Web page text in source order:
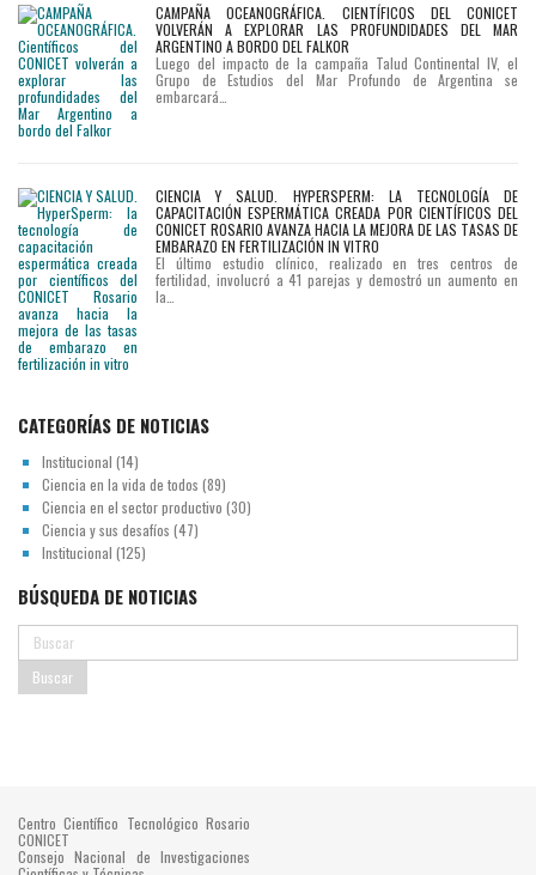
CAMPAÑA OCEANOGRÁFICA. CIENTÍFICOS DEL CONICET
VOLVERÁN A EXPLORAR LAS PROFUNDIDADES DEL MAR
ARGENTINO A BORDO DEL FALKOR
Luego del impacto de la campaña Talud Continental IV, el
Grupo de Estudios del Mar Profundo de Argentina se
embarcará…
CIENCIA Y SALUD. HYPERSPERM: LA TECNOLOGÍA DE
CAPACITACIÓN ESPERMÁTICA CREADA POR CIENTÍFICOS DEL
CONICET ROSARIO AVANZA HACIA LA MEJORA DE LAS TASAS DE
EMBARAZO EN FERTILIZACIÓN IN VITRO
El último estudio clínico, realizado en tres centros de
fertilidad, involucró a 41 parejas y demostró un aumento en
la…
CATEGORÍAS DE NOTICIAS
Institucional (14)
Ciencia en la vida de todos (89)
Ciencia en el sector productivo (30)
Ciencia y sus desafíos (47)
Institucional (125)
BÚSQUEDA DE NOTICIAS
Centro Científico Tecnológico Rosario
CONICET
Consejo Nacional de Investigaciones